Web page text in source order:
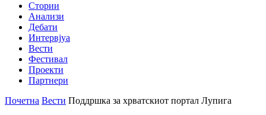
Стории
Анализи
Дебати
Интервјуа
Вести
Фестивал
Проекти
Партнери
Почетна Вести Поддршка за хрватскиот портал Лупига